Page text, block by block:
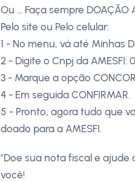
Ou ... Faça sempre DOAÇÃO
Pelo site ou Pelo celular:
1 - No menu, vá até Minhas
2 - Digite o Cnpj da AMESFI:
3 - Marque a opção
4 - Em seguida CONFIRMAR.
5 - Pronto, agora tudo que
doado para a AMESFI.
"Doe sua nota fiscal e ajude
você!